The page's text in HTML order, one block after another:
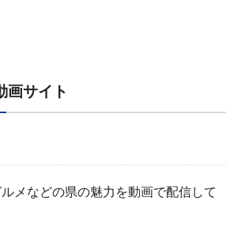
画サイト
メなどの県の魅力を動画で配信して